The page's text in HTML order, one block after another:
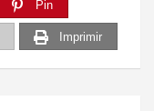
Pin
Imprimir